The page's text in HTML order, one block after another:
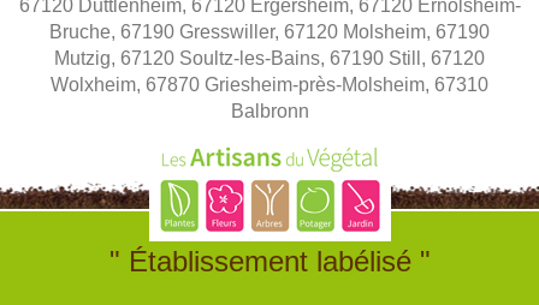
67120 Duttlenheim, 67120 Ergersheim, 67120 Ernolsheim-
Bruche, 67190 Gresswiller, 67120 Molsheim, 67190
Mutzig, 67120 Soultz-les-Bains, 67190 Still, 67120
Wolxheim, 67870 Griesheim-près-Molsheim, 67310
Balbronn
" Établissement labélisé "